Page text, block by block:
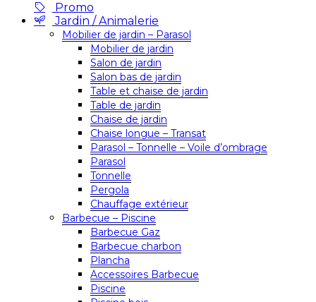
Promo
Jardin / Animalerie
Mobilier de jardin – Parasol
Mobilier de jardin
Salon de jardin
Salon bas de jardin
Table et chaise de jardin
Table de jardin
Chaise de jardin
Chaise longue – Transat
Parasol – Tonnelle – Voile d’ombrage
Parasol
Tonnelle
Pergola
Chauffage extérieur
Barbecue – Piscine
Barbecue Gaz
Barbecue charbon
Plancha
Accessoires Barbecue
Piscine